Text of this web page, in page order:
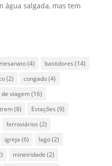
água salgada, mas tem
(4) bastidores (14)
(2) congado(4)
viagem(16)
(8) Estações (9)
ferroviários (2)
igreja (6) lago(2)
mineiridade (2)